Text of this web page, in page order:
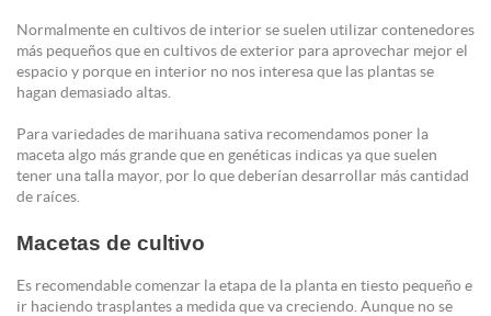
Normalmente en cultivos de interior se suelen utilizar contenedores
más pequeños que en cultivos de exterior para aprovechar mejor el
espacio y porque en interior no nos interesa que las plantas se
hagan demasiado altas.
Para variedades de marihuana sativa recomendamos poner la
maceta algo más grande que en genéticas indicas ya que suelen
tener una talla mayor, por lo que deberían desarrollar más cantidad
de raíces.
Macetas de cultivo
Es recomendable comenzar la etapa de la planta en tiesto pequeño e
ir haciendo trasplantes a medida que va creciendo. Aunque no se